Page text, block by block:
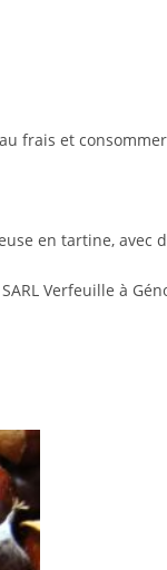
frais et
en tartine, avec
Verfeuille à